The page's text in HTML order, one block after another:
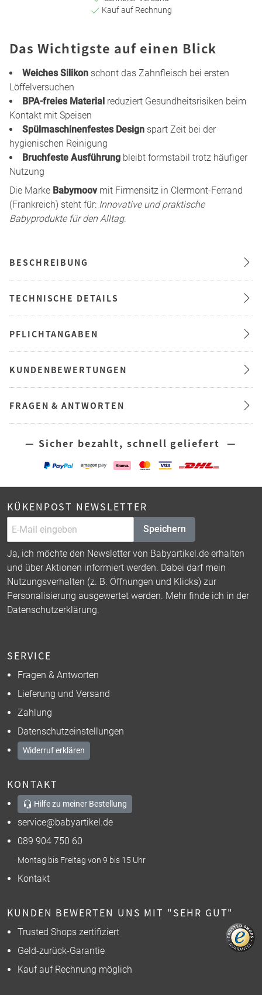
Kauf auf Rechnung
Das Wichtigste auf einen Blick
Weiches Silikon schont das Zahnfleisch bei ersten
Löffelversuchen
BPA-freies Material reduziert Gesundheitsrisiken beim
Kontakt mit Speisen
Spülmaschinenfestes Design spart Zeit bei der
hygienischen Reinigung
Bruchfeste Ausführung bleibt formstabil trotz häufiger
Nutzung
Die Marke Babymoovmit Firmensitz in Clermont-Ferrand
(Frankreich) steht für: Innovative und praktische
Babyprodukte für den Alltag.
BESCHREIBUNG
TECHNISCHE DETAILS
PFLICHTANGABEN
KUNDENBEWERTUNGEN
FRAGEN & ANTWORTEN
— Sicher bezahlt, schnell geliefert —
KÜKENPOST NEWSLETTER
Speichern
Ja, ich möchte den Newsletter von Babyartikel.de erhalten
und über Aktionen informiert werden. Dabei darf mein
Nutzungsverhalten (z. B. Öffnungen und Klicks) zur
Personalisierung ausgewertet werden. Mehr finde ich in der
Datenschutzerklärung.
SERVICE
Fragen & Antworten
Lieferung und Versand
Zahlung
Datenschutzeinstellungen
Widerruf erklären
KONTAKT
Hilfe zu meiner Bestellung
service@babyartikel.de
089 904 750 60
Montag bis Freitag von 9 bis 15 Uhr
Kontakt
KUNDEN BEWERTEN UNS MIT "SEHR GUT"
Trusted Shops zertifiziert
Geld-zurück-Garantie
Kauf auf Rechnung möglich